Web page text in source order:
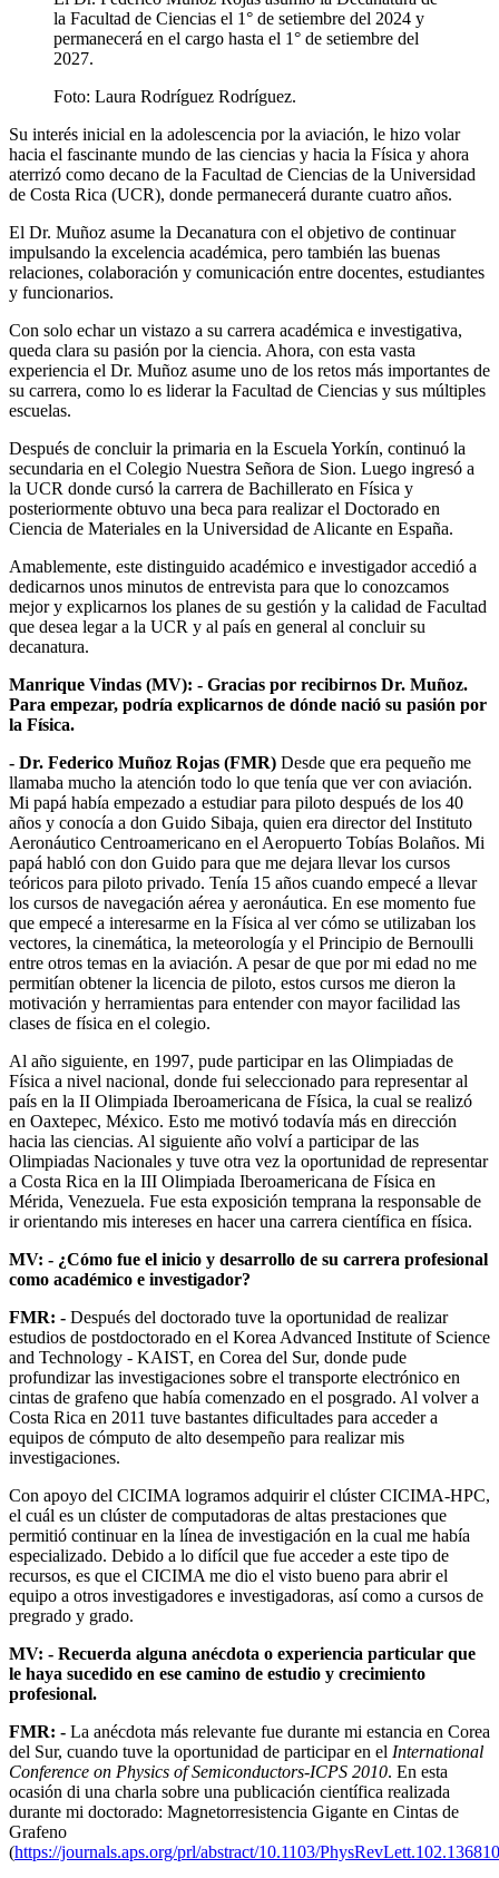
la Facultad de Ciencias el 1° de setiembre del 2024 y
permanecerá en el cargo hasta el 1° de setiembre del
2027.
Foto: Laura Rodríguez Rodríguez.
Su interés inicial en la adolescencia por la aviación, le hizo volar
hacia el fascinante mundo de las ciencias y hacia la Física y ahora
aterrizó como decano de la Facultad de Ciencias de la Universidad
de Costa Rica (UCR), donde permanecerá durante cuatro años.
El Dr. Muñoz asume la Decanatura con el objetivo de continuar
impulsando la excelencia académica, pero también las buenas
relaciones, colaboración y comunicación entre docentes, estudiantes
y funcionarios.
Con solo echar un vistazo a su carrera académica e investigativa,
queda clara su pasión por la ciencia. Ahora, con esta vasta
experiencia el Dr. Muñoz asume uno de los retos más importantes de
su carrera, como lo es liderar la Facultad de Ciencias y sus múltiples
escuelas.
Después de concluir la primaria en la Escuela Yorkín, continuó la
secundaria en el Colegio Nuestra Señora de Sion. Luego ingresó a
la UCR donde cursó la carrera de Bachillerato en Física y
posteriormente obtuvo una beca para realizar el Doctorado en
Ciencia de Materiales en la Universidad de Alicante en España.
Amablemente, este distinguido académico e investigador accedió a
dedicarnos unos minutos de entrevista para que lo conozcamos
mejor y explicarnos los planes de su gestión y la calidad de Facultad
que desea legar a la UCR y al país en general al concluir su
decanatura.
Manrique Vindas (MV): - Gracias por recibirnos Dr. Muñoz.
Para empezar, podría explicarnos de dónde nació su pasión por
la Física.
- Dr. Federico Muñoz Rojas (FMR) Desde que era pequeño me
llamaba mucho la atención todo lo que tenía que ver con aviación.
Mi papá había empezado a estudiar para piloto después de los 40
años y conocía a don Guido Sibaja, quien era director del Instituto
Aeronáutico Centroamericano en el Aeropuerto Tobías Bolaños. Mi
papá habló con don Guido para que me dejara llevar los cursos
teóricos para piloto privado. Tenía 15 años cuando empecé a llevar
los cursos de navegación aérea y aeronáutica. En ese momento fue
que empecé a interesarme en la Física al ver cómo se utilizaban los
vectores, la cinemática, la meteorología y el Principio de Bernoulli
entre otros temas en la aviación. A pesar de que por mi edad no me
permitían obtener la licencia de piloto, estos cursos me dieron la
motivación y herramientas para entender con mayor facilidad las
clases de física en el colegio.
Al año siguiente, en 1997, pude participar en las Olimpiadas de
Física a nivel nacional, donde fui seleccionado para representar al
país en la II Olimpiada Iberoamericana de Física, la cual se realizó
en Oaxtepec, México. Esto me motivó todavía más en dirección
hacia las ciencias. Al siguiente año volví a participar de las
Olimpiadas Nacionales y tuve otra vez la oportunidad de representar
a Costa Rica en la III Olimpiada Iberoamericana de Física en
Mérida, Venezuela. Fue esta exposición temprana la responsable de
ir orientando mis intereses en hacer una carrera científica en física.
MV: - ¿Cómo fue el inicio y desarrollo de su carrera profesional
como académico e investigador?
FMR: - Después del doctorado tuve la oportunidad de realizar
estudios de postdoctorado en el Korea Advanced Institute of Science
and Technology - KAIST, en Corea del Sur, donde pude
profundizar las investigaciones sobre el transporte electrónico en
cintas de grafeno que había comenzado en el posgrado. Al volver a
Costa Rica en 2011 tuve bastantes dificultades para acceder a
equipos de cómputo de alto desempeño para realizar mis
investigaciones.
Con apoyo del CICIMA logramos adquirir el clúster CICIMA-HPC,
el cuál es un clúster de computadoras de altas prestaciones que
permitió continuar en la línea de investigación en la cual me había
especializado. Debido a lo difícil que fue acceder a este tipo de
recursos, es que el CICIMA me dio el visto bueno para abrir el
equipo a otros investigadores e investigadoras, así como a cursos de
pregrado y grado.
MV: - Recuerda alguna anécdota o experiencia particular que
le haya sucedido en ese camino de estudio y crecimiento
profesional.
FMR: - La anécdota más relevante fue durante mi estancia en Corea
del Sur, cuando tuve la oportunidad de participar en el International
Conference on Physics of Semiconductors-ICPS 2010. En esta
ocasión di una charla sobre una publicación científica realizada
durante mi doctorado: Magnetorresistencia Gigante en Cintas de
Grafeno
(https://journals.aps.org/prl/abstract/10.1103/PhysRevLett.102.136810